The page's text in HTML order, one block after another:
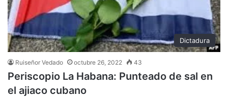
Dictadura
Ruiseñor Vedado octubre 26, 2022 43
Periscopio La Habana: Punteado de sal en
el ajiaco cubano